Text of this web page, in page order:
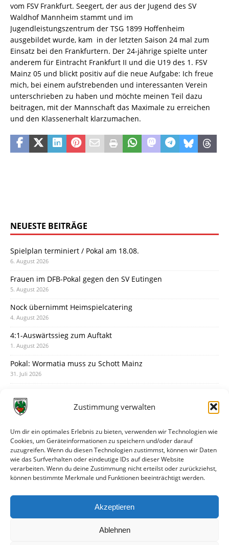
Zustimmung verwalten
Um dir ein optimales Erlebnis zu bieten, verwenden wir Technologien wie
Cookies, um Geräteinformationen zu speichern und/oder darauf
zuzugreifen. Wenn du diesen Technologien zustimmst, können wir Daten
wie das Surfverhalten oder eindeutige IDs auf dieser Website
verarbeiten. Wenn du deine Zustimmung nicht erteilst oder zurückziehst,
können bestimmte Merkmale und Funktionen beeinträchtigt werden.
Akzeptieren
Ablehnen
vom FSV Frankfurt. Seegert, der aus der Jugend des SV
Waldhof Mannheim stammt und im
Jugendleistungszentrum der TSG 1899 Hoffenheim
ausgebildet wurde, kam in der letzten Saison 24 mal zum
Einsatz bei den Frankfurtern. Der 24-jährige spielte unter
anderem für Eintracht Frankfurt II und die U19 des 1. FSV
Mainz 05 und blickt positiv auf die neue Aufgabe: Ich freue
mich, bei einem aufstrebenden und interessanten Verein
unterschrieben zu haben und möchte meinen Teil dazu
beitragen, mit der Mannschaft das Maximale zu erreichen
und den Klassenerhalt klarzumachen.
NEUESTE BEITRÄGE
Spielplan terminiert / Pokal am 18.08.
6. August 2026
Frauen im DFB-Pokal gegen den SV Eutingen
5. August 2026
Nock übernimmt Heimspielcatering
4. August 2026
4:1-Auswärtssieg zum Auftakt
1. August 2026
Pokal: Wormatia muss zu Schott Mainz
31. Juli 2026
30. Juli 2026
28. Juli 2026
Neuer Rückensponsor
28. Juli 2026
Neue Podcast-Folge: So tickt Björn!
Eindrücke vom Stadionfest
27. Juli 2026